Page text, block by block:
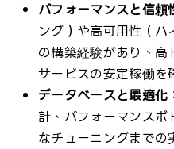
パフォーマンスと信頼
ング）や高可用性（
の構築経験があり、高
サービスの安定稼働を
データベースと最適化
計、パフォーマンス
なチューニングまでの